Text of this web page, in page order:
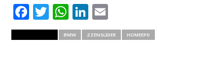
Facebook
Twitter
WhatsApp
LinkedIn
Email
BMW ZZENSLIDER HOMEEPD